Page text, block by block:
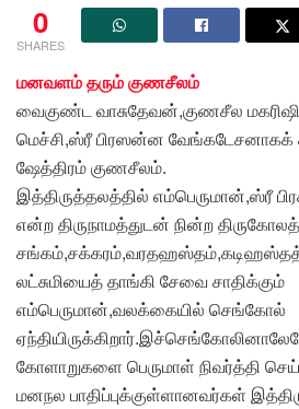
0
SHARES
மனவளம் தரும் குணசீலம்
வைகுண்ட வாசுதேவன்,குணசீல
மெச்சி,ஸ்ரீ பிரஸன்ன வேங்கடேசனாகக்
ஷேத்திரம் குணசீலம்.
இத்திருத்தலத்தில் எம்பெருமான்,ஸ்ரீ
என்ற திருநாமத்துடன் நின்ற
லட்சுமியைத் தாங்கி சேவை சாதிக்கும்
எம்பெருமான்,வலக்கையில் செங்கோல்
கோளாறுகளை பெருமாள் நிவர்த்தி
மனநல பாதிப்புக்குள்ளானவர்கள்